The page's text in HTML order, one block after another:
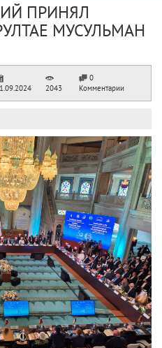
ПРИНЯЛ
МУСУЛЬМАН
2043
0
Комментарии